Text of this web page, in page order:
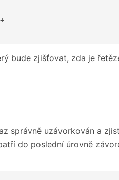
bude zjišťovat, zda je
správně uzávorkován a
do poslední úrovně